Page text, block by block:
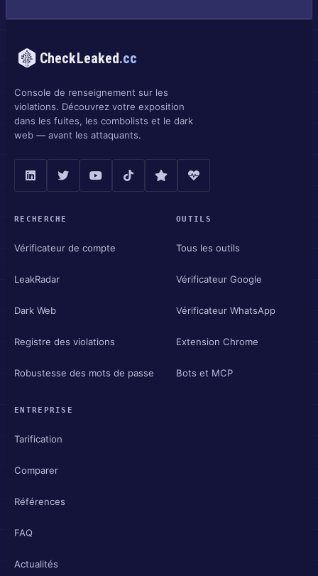
CheckLeaked.cc
Console de renseignement sur les
violations. Découvrez votre exposition
dans les fuites, les combolists et le dark
web — avant les attaquants.
RECHERCHE
Vérificateur de compte
LeakRadar
Dark Web
Registre des violations
Robustesse des mots de passe
OUTILS
Tous les outils
Vérificateur Google
Vérificateur WhatsApp
Extension Chrome
Bots et MCP
ENTREPRISE
Tarification
Comparer
Références
FAQ
Actualités